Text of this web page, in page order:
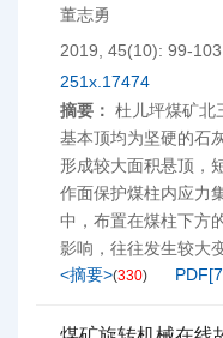
董志勇
2019, 45(10): 99-103.
251x.17474
摘要： 杜儿坪煤矿北
基本顶均为坚硬的石
形成较大面积悬顶，
作面保护煤柱内应力
中，布置在煤柱下方
影响，往往发生较大
<摘要>(330) PDF[